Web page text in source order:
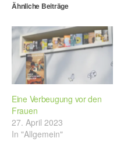
Ähnliche Beiträge
Eine Verbeugung vor den
Frauen
27. April 2023
In "Allgemein"